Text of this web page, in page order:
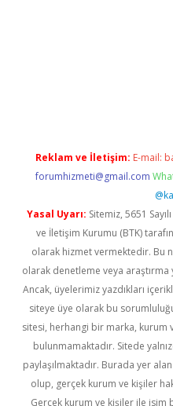
Reklam ve İletişim: E-mail:
forumhizmeti@gmail.com
Yasal Uyarı: Sitemiz, 5651
ve İletişim Kurumu (BTK)
olarak hizmet vermektedir. Bu
olarak denetleme veya
Ancak, üyelerimiz yazdıkları
siteye üye olarak bu
sitesi, herhangi bir marka, kurum
bulunmamaktadır. Sitede
paylaşılmaktadır. Burada yer
olup, gerçek kurum ve kişiler
Gerçek kurum ve kişiler ile